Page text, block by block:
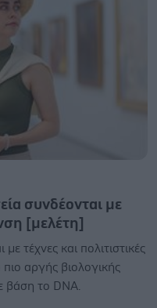
συνδέονται με
[μελέτη]
τέχνες και πολιτιστικές
αργής βιολογικής
βάση το DNA.